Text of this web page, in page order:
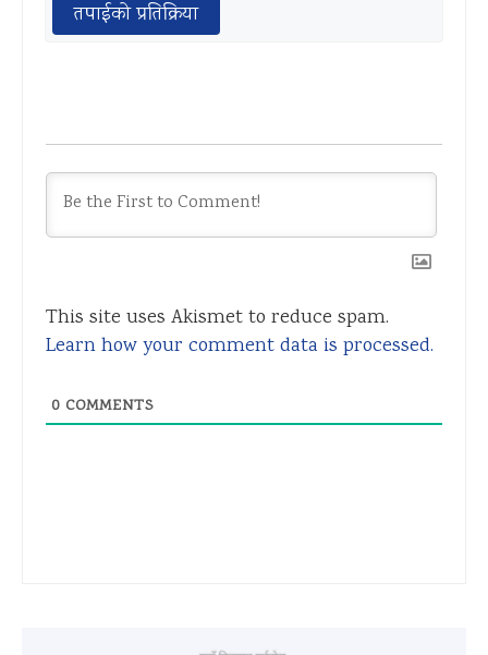
तपाईको प्रतिक्रिया
This site uses Akismet to reduce spam.
Learn how your comment data is processed.
0 COMMENTS